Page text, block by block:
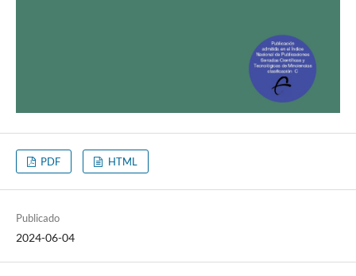
PDF HTML
Publicado
2024-06-04